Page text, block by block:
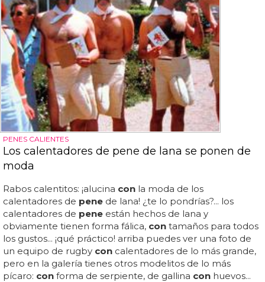
PENES CALIENTES
Los calentadores de pene de lana se ponen de
moda
Rabos calentitos: ¡alucina con la moda de los
calentadores de pene de lana! ¿te lo pondrías?... los
calentadores de pene están hechos de lana y
obviamente tienen forma fálica, con tamaños para todos
los gustos... ¡qué práctico! arriba puedes ver una foto de
un equipo de rugby con calentadores de lo más grande,
pero en la galería tienes otros modelitos de lo más
pícaro: con forma de serpiente, de gallina con huevos...